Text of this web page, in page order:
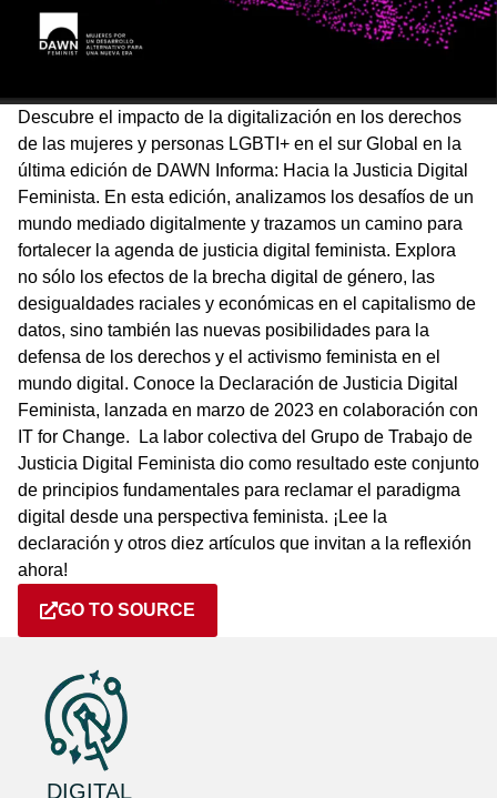
Descubre el impacto de la digitalización en los derechos
de las mujeres y personas LGBTI+ en el sur Global en la
última edición de DAWN Informa: Hacia la Justicia Digital
Feminista. En esta edición, analizamos los desafíos de un
mundo mediado digitalmente y trazamos un camino para
fortalecer la agenda de justicia digital feminista. Explora
no sólo los efectos de la brecha digital de género, las
desigualdades raciales y económicas en el capitalismo de
datos, sino también las nuevas posibilidades para la
defensa de los derechos y el activismo feminista en el
mundo digital. Conoce la Declaración de Justicia Digital
Feminista, lanzada en marzo de 2023 en colaboración con
IT for Change. La labor colectiva del Grupo de Trabajo de
Justicia Digital Feminista dio como resultado este conjunto
de principios fundamentales para reclamar el paradigma
digital desde una perspectiva feminista. ¡Lee la
declaración y otros diez artículos que invitan a la reflexión
ahora!
GO TO SOURCE
DIGITAL